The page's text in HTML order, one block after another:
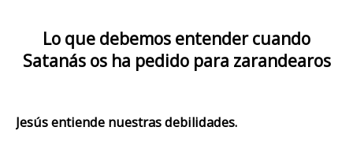
Lo que debemos entender cuando
Satanás os ha pedido para zarandearos
Jesús entiende nuestras debilidades.